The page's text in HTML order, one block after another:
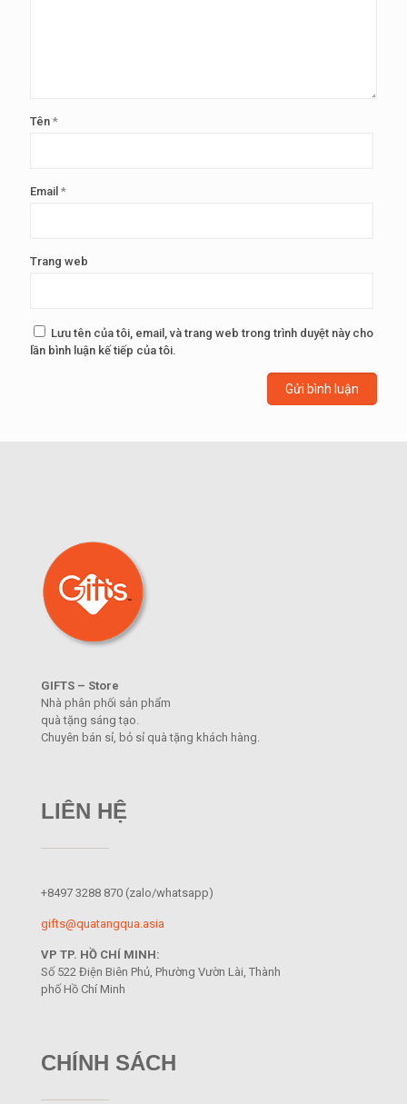
Tên *
Email *
Trang web
Lưu tên của tôi, email, và trang web trong trình duyệt này cho
lần bình luận kế tiếp của tôi.
GIFTS – Store
Nhà phân phối sản phẩm
quà tặng sáng tạo.
Chuyên bán sỉ, bỏ sỉ quà tặng khách hàng.
LIÊN HỆ
+8497 3288 870 (zalo/whatsapp)
gifts@quatangqua.asia
VP TP. HỒ CHÍ MINH:
Số 522 Điện Biên Phủ, Phường Vườn Lài, Thành
phố Hồ Chí Minh
CHÍNH SÁCH